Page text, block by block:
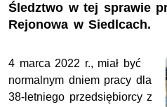
Śledztwo w tej sprawie
Rejonowa w Siedlcach.
4 marca 2022 r., miał być
normalnym dniem pracy dla
38-letniego przedsiębiorcy z